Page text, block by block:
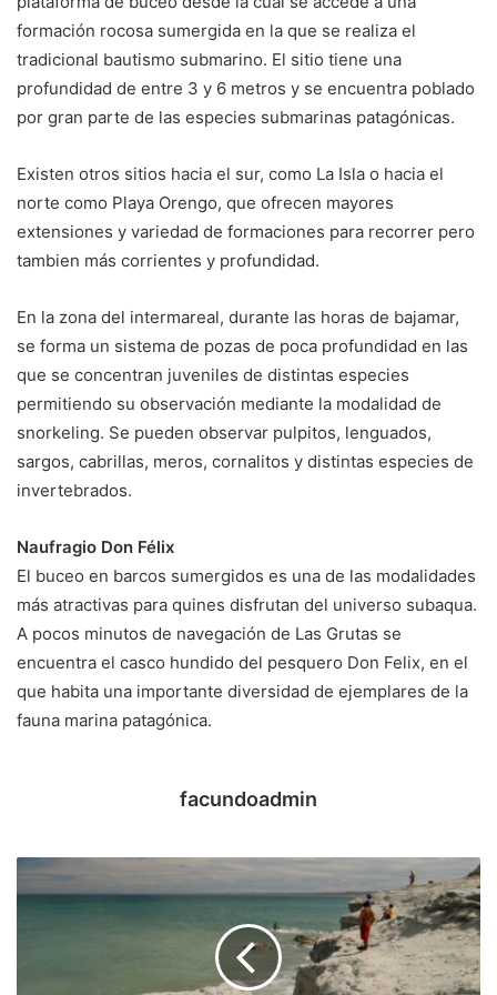
formación rocosa sumergida en la que se realiza el
tradicional bautismo submarino. El sitio tiene una
profundidad de entre 3 y 6 metros y se encuentra poblado
por gran parte de las especies submarinas patagónicas.
Existen otros sitios hacia el sur, como La Isla o hacia el
norte como Playa Orengo, que ofrecen mayores
extensiones y variedad de formaciones para recorrer pero
tambien más corrientes y profundidad.
En la zona del intermareal, durante las horas de bajamar,
se forma un sistema de pozas de poca profundidad en las
que se concentran juveniles de distintas especies
permitiendo su observación mediante la modalidad de
snorkeling. Se pueden observar pulpitos, lenguados,
sargos, cabrillas, meros, cornalitos y distintas especies de
invertebrados.
Naufragio Don Félix
El buceo en barcos sumergidos es una de las modalidades
más atractivas para quines disfrutan del universo subaqua.
A pocos minutos de navegación de Las Grutas se
encuentra el casco hundido del pesquero Don Felix, en el
que habita una importante diversidad de ejemplares de la
fauna marina patagónica.
facundoadmin